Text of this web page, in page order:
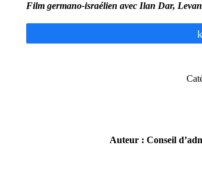
Film germano-israélien avec Ilan Dar,
Auteur : Conseil